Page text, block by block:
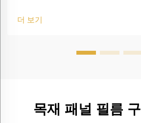
더 보기
목재 패널 필름